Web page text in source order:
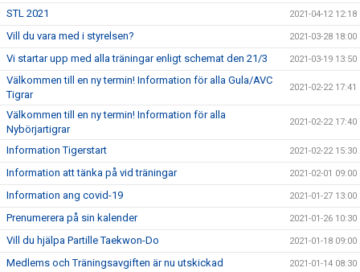
STL 2021 2021-04-12 12:18
Vill du vara med i styrelsen? 2021-03-28 18:00
Vi startar upp med alla träningar enligt schemat den 21/3 2021-03-19 13:50
Välkommen till en ny termin! Information för alla Gula/AVC
Tigrar
2021-02-22 17:41
Välkommen till en ny termin! Information för alla
Nybörjartigrar
2021-02-22 17:40
Information Tigerstart 2021-02-22 15:30
Information att tänka på vid träningar 2021-02-01 09:00
Information ang covid-19 2021-01-27 13:00
Prenumerera på sin kalender 2021-01-26 10:30
Vill du hjälpa Partille Taekwon-Do 2021-01-18 09:00
Medlems och Träningsavgiften är nu utskickad 2021-01-14 08:30